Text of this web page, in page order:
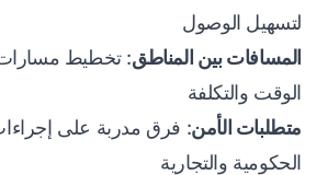
لتسهيل الوصول
المسافات بين المناطق: تخطيط مسارات
الوقت والتكلفة
متطلبات الأمن: فرق مدربة على
الحكومية والتجارية